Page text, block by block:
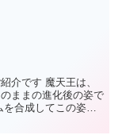
介です 魔天王は、
ままの進化後の姿で
合成してこの姿に